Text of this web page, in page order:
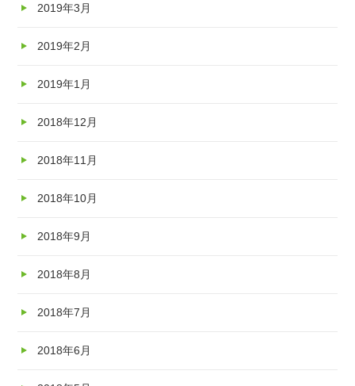
2019年3月
2019年2月
2019年1月
2018年12月
2018年11月
2018年10月
2018年9月
2018年8月
2018年7月
2018年6月